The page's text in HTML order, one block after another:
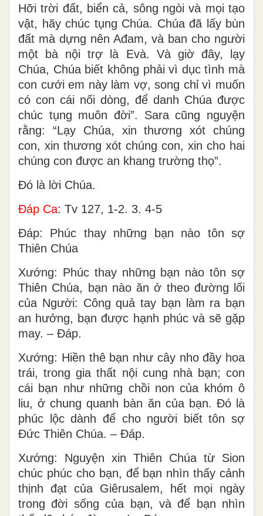
Hỡi trời đất, biển cả, sông ngòi và mọi tạo
vật, hãy chúc tụng Chúa. Chúa đã lấy bùn
đất mà dựng nên Ađam, và ban cho người
một bà nội trợ là Evà. Và giờ đây, lạy
Chúa, Chúa biết không phải vì dục tình mà
con cưới em này làm vợ, song chỉ vì muốn
có con cái nối dòng, để danh Chúa được
chúc tụng muôn đời”. Sara cũng nguyện
rằng: “Lạy Chúa, xin thương xót chúng
con, xin thương xót chúng con, xin cho hai
chúng con được an khang trường thọ”.
Ðó là lời Chúa.
Ðáp Ca: Tv 127, 1-2. 3. 4-5
Ðáp: Phúc thay những bạn nào tôn sợ
Thiên Chúa
Xướng: Phúc thay những bạn nào tôn sợ
Thiên Chúa, bạn nào ăn ở theo đường lối
của Người: Công quả tay bạn làm ra bạn
an hưởng, bạn được hạnh phúc và sẽ gặp
may. – Ðáp.
Xướng: Hiền thê bạn như cây nho đầy hoa
trái, trong gia thất nội cung nhà bạn; con
cái bạn như những chồi non của khóm ô
liu, ở chung quanh bàn ăn của bạn. Ðó là
phúc lộc dành để cho người biết tôn sợ
Ðức Thiên Chúa. – Ðáp.
Xướng: Nguyện xin Thiên Chúa từ Sion
chúc phúc cho bạn, để bạn nhìn thấy cảnh
thịnh đạt của Giêrusalem, hết mọi ngày
trong đời sống của bạn, và để bạn nhìn